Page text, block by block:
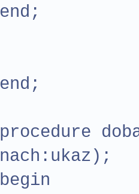
end;
end;
procedure
nach:ukaz);
begin